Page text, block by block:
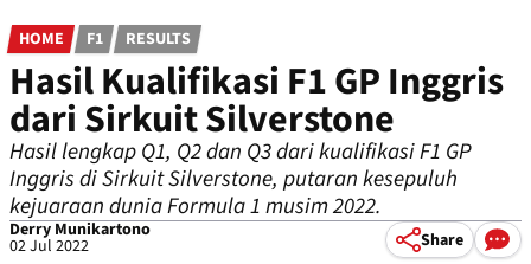
HOME F1 RESULTS
Hasil Kualifikasi F1 GP Inggris
dari Sirkuit Silverstone
Hasil lengkap Q1, Q2 dan Q3 dari kualifikasi F1 GP
Inggris di Sirkuit Silverstone, putaran kesepuluh
kejuaraan dunia Formula 1 musim 2022.
Derry Munikartono
02 Jul 2022 Share